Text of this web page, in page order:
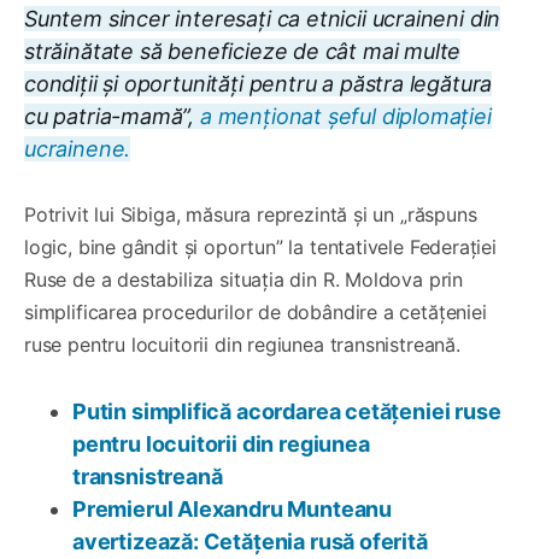
Suntem sincer interesați ca etnicii ucraineni din
străinătate să beneficieze de cât mai multe
condiții și oportunități pentru a păstra legătura
cu patria-mamă”, a menționat șeful diplomației
ucrainene.
Potrivit lui Sibiga, măsura reprezintă și un „răspuns
logic, bine gândit și oportun” la tentativele Federației
Ruse de a destabiliza situația din R. Moldova prin
simplificarea procedurilor de dobândire a cetățeniei
ruse pentru locuitorii din regiunea transnistreană.
Putin simplifică acordarea cetățeniei ruse
pentru locuitorii din regiunea
transnistreană
Premierul Alexandru Munteanu
avertizează: Cetățenia rusă oferită